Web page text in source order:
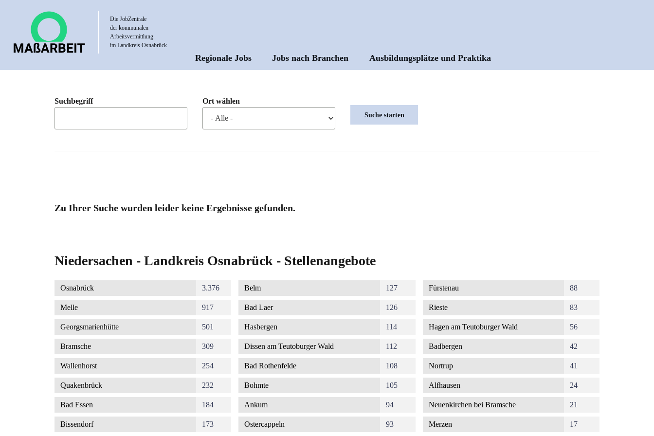
Die JobZentrale
der kommunalen
Arbeitsvermittlung
im Landkreis Osnabrück
Hauptnavigation
Regionale Jobs Jobs nach Branchen Ausbildungsplätze und Praktika
Suchbegriff Ort wählen
Zu Ihrer Suche wurden leider keine Ergebnisse gefunden.
Niedersachen - Landkreis Osnabrück - Stellenangebote
Osnabrück 3.376
Melle 917
Georgsmarienhütte 501
Bramsche 309
Wallenhorst 254
Quakenbrück 232
Bad Essen 184
Bissendorf 173
Belm 127
Bad Laer 126
Hasbergen 114
Dissen am Teutoburger Wald 112
Bad Rothenfelde 108
Bohmte 105
Ankum 94
Ostercappeln 93
Fürstenau 88
Rieste 83
Hagen am Teutoburger Wald 56
Badbergen 42
Nortrup 41
Alfhausen 24
Neuenkirchen bei Bramsche 21
Merzen 17